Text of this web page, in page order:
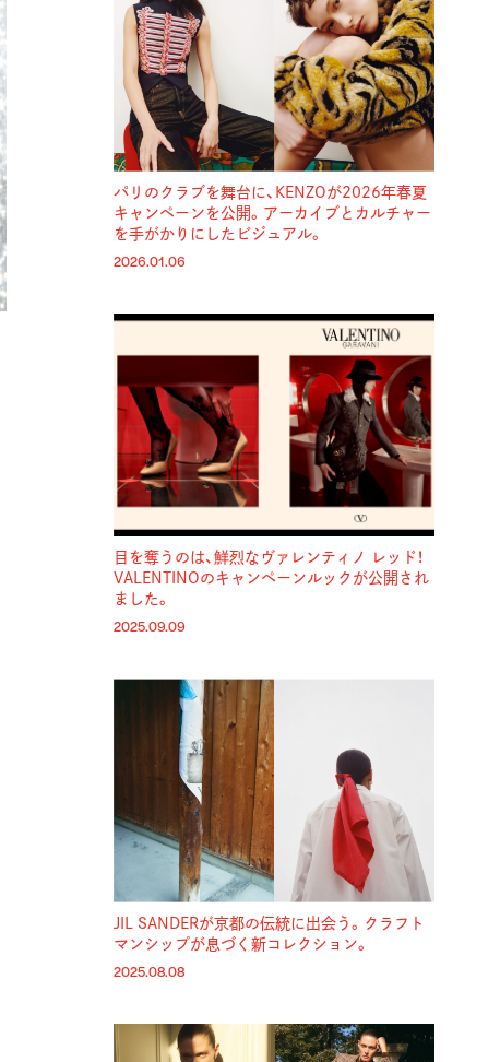
パリのクラブを舞台に、KENZOが2026年春夏
キャンペーンを公開。アーカイブとカルチャー
を手がかりにしたビジュアル。
2026.01.06
目を奪うのは、鮮烈なヴァレンティノ レッド！
VALENTINOのキャンペーンルックが公開され
ました。
2025.09.09
JIL SANDERが京都の伝統に出会う。クラフト
マンシップが息づく新コレクション。
2025.08.08